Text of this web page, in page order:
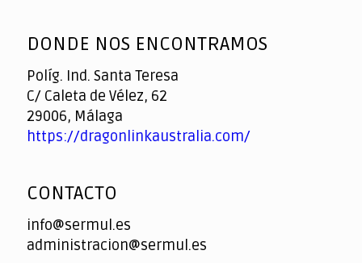
of
DONDE NOS ENCONTRAMOS
Políg. Ind. Santa Teresa
C/ Caleta de Vélez, 62
29006, Málaga
https://dragonlinkaustralia.com/
CONTACTO
info@sermul.es
administracion@sermul.es